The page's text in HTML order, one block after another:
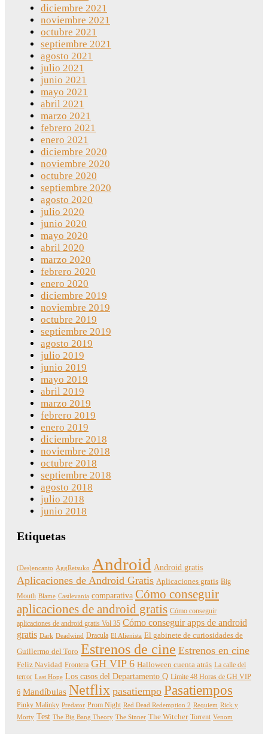
diciembre 2021
noviembre 2021
octubre 2021
septiembre 2021
agosto 2021
julio 2021
junio 2021
mayo 2021
abril 2021
marzo 2021
febrero 2021
enero 2021
diciembre 2020
noviembre 2020
octubre 2020
septiembre 2020
agosto 2020
julio 2020
junio 2020
mayo 2020
abril 2020
marzo 2020
febrero 2020
enero 2020
diciembre 2019
noviembre 2019
octubre 2019
septiembre 2019
agosto 2019
julio 2019
junio 2019
mayo 2019
abril 2019
marzo 2019
febrero 2019
enero 2019
diciembre 2018
noviembre 2018
octubre 2018
septiembre 2018
agosto 2018
julio 2018
junio 2018
Etiquetas
(Des)encanto AggRetsuko Android Android gratis
Aplicaciones de Android Gratis Aplicaciones gratis Big
Mouth Blame Castlevania comparativa Cómo conseguir
aplicaciones de android gratis Cómo conseguir
aplicaciones de android gratis Vol 35 Cómo conseguir apps de android
gratis Dark Deadwind Dracula El Alienista El gabinete de curiosidades de
Guillermo del Toro Estrenos de cine Estrenos en cine
Feliz Navidad Frontera GH VIP 6 Halloween cuenta atrás La calle del
terror Last Hope Los casos del Departamento Q Límite 48 Horas de GH VIP
6 Mandíbulas Netflix pasatiempo Pasatiempos
Pinky Malinky Predator Prom Night Red Dead Redemption 2 Requiem Rick y
Morty Test The Big Bang Theory The Sinner The Witcher Torrent Venom